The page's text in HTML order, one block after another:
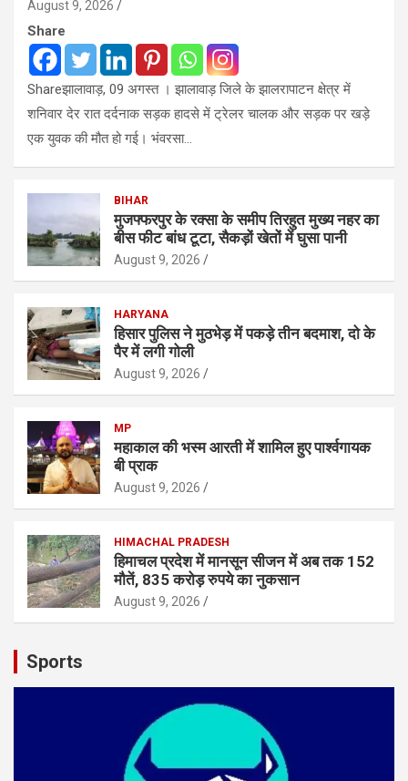
August 9, 2026
Share
Shareझालावाड़, 09 अगस्त । झालावाड़ जिले के झालरापाटन क्षेत्र में
शनिवार देर रात दर्दनाक सड़क हादसे में ट्रेलर चालक और सड़क पर खड़े
एक युवक की मौत हो गई। भंवरसा…
BIHAR
मुजफ्फरपुर के रक्सा के समीप तिरहुत मुख्य नहर का
बीस फीट बांध टूटा, सैकड़ों खेतों में घुसा पानी
August 9, 2026
HARYANA
हिसार पुलिस ने मुठभेड़ में पकड़े तीन बदमाश, दो के
पैर में लगी गोली
August 9, 2026
MP
महाकाल की भस्म आरती में शामिल हुए पार्श्वगायक
बी प्राक
August 9, 2026
HIMACHAL PRADESH
हिमाचल प्रदेश में मानसून सीजन में अब तक 152
मौतें, 835 करोड़ रुपये का नुकसान
August 9, 2026
Sports